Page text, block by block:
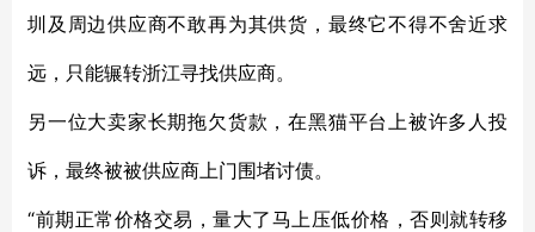
圳及周边供应商不敢再为其供货，最终它不得不舍近求
远，只能辗转浙江寻找供应商。
另一位大卖家长期拖欠货款，在黑猫平台上被许多人投
诉，最终被被供应商上门围堵讨债。
“前期正常价格交易，量大了马上压低价格，否则就转移